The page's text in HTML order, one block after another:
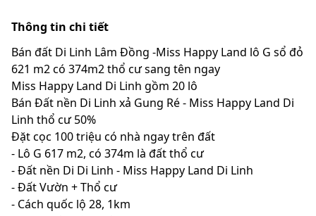
Thông tin chi tiết
Bán đất Di Linh Lâm Đồng -Miss Happy Land lô G sổ đỏ
621 m2 có 374m2 thổ cư sang tên ngay
Miss Happy Land Di Linh gồm 20 lô
Bán Đất nền Di Linh xả Gung Ré - Miss Happy Land Di
Linh thổ cư 50%
Đặt cọc 100 triệu có nhà ngay trên đất
- Lô G 617 m2, có 374m là đất thổ cư
- Đất nền Di Di Linh - Miss Happy Land Di Linh
- Đất Vườn + Thổ cư
- Cách quốc lộ 28, 1km